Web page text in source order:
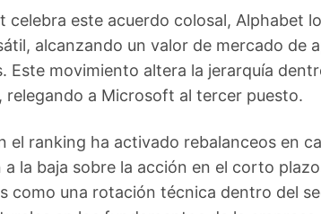
celebra este acuerdo colosal, Alphabet
alcanzando un valor de mercado de
Este movimiento altera la jerarquía
relegando a Microsoft al tercer puesto.
el ranking ha activado rebalanceos en
a la baja sobre la acción en el corto
como una rotación técnica dentro del